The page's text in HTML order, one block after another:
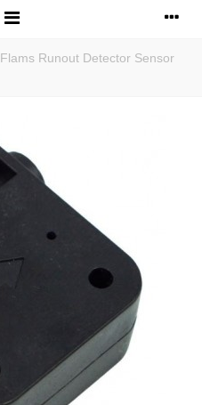
Flams Runout Detector Sensor